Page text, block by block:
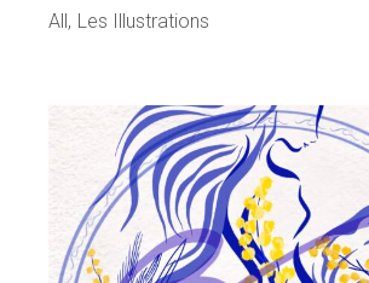
All Les Illustrations